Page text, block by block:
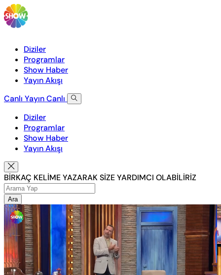
Diziler
Programlar
Show Haber
Yayın Akışı
Canlı YayınCanlı
Diziler
Programlar
Show Haber
Yayın Akışı
BİRKAÇ KELİME YAZARAK SİZE YARDIMCI OLABİLİRİZ
Ara